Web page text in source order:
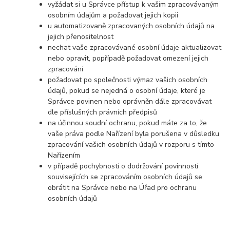
vyžádat si u Správce přístup k vašim zpracovávaným
osobním údajům a požadovat jejich kopii
u automatizovaně zpracovaných osobních údajů na
jejich přenositelnost
nechat vaše zpracovávané osobní údaje aktualizovat
nebo opravit, popřípadě požadovat omezení jejich
zpracování
požadovat po společnosti výmaz vašich osobních
údajů, pokud se nejedná o osobní údaje, které je
Správce povinen nebo oprávněn dále zpracovávat
dle příslušných právních předpisů
na účinnou soudní ochranu, pokud máte za to, že
vaše práva podle Nařízení byla porušena v důsledku
zpracování vašich osobních údajů v rozporu s tímto
Nařízením
v případě pochybností o dodržování povinností
souvisejících se zpracováním osobních údajů se
obrátit na Správce nebo na Úřad pro ochranu
osobních údajů